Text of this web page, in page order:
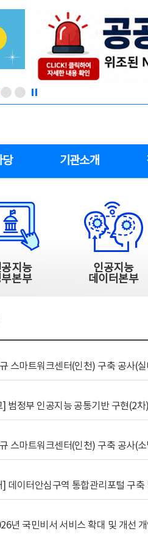
당 기관소개
지능
본부
인공지능
데이터본부
스마트워크센터(인천) 구축 공사(
] 범정부 인공지능 공통기반 구현(2차
스마트워크센터(인천) 구축 공사(
년 국민비서 서비스 확대 및 개선